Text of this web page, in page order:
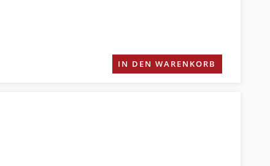
IN DEN WARENKORB